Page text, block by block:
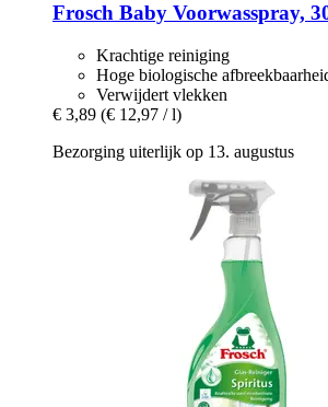
Frosch Baby Voorwasspray,
Krachtige reiniging
Hoge biologische
Verwijdert vlekken
€ 3,89 (€ 12,97 / l)
Bezorging uiterlijk op 13. augustus